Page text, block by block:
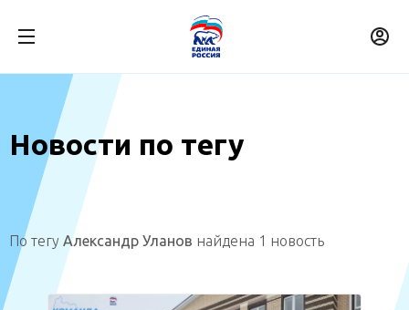
Новости по тегу
По тегу Александр Уланов найдена 1 новость